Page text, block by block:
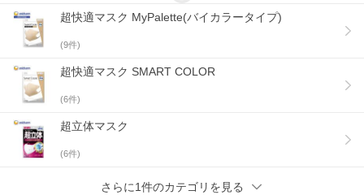
超快適マスク MyPalette(バイカラータイプ)
(9件)
超快適マスク SMART COLOR
(6件)
超立体マスク
(6件)
さらに1件のカテゴリを見る